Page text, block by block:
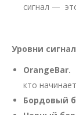
сигнал —
Уровни
кто
Бордовый